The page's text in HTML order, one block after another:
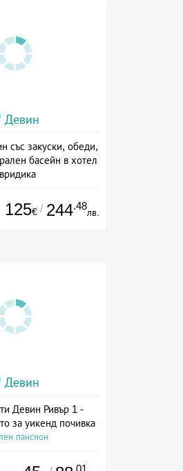
Девин
със закуски, обеди,
басейн в хотел
125€ / 244.48
лв.
Девин
Девин Ривър 1 -
за уикенд почивка
пансион
.01